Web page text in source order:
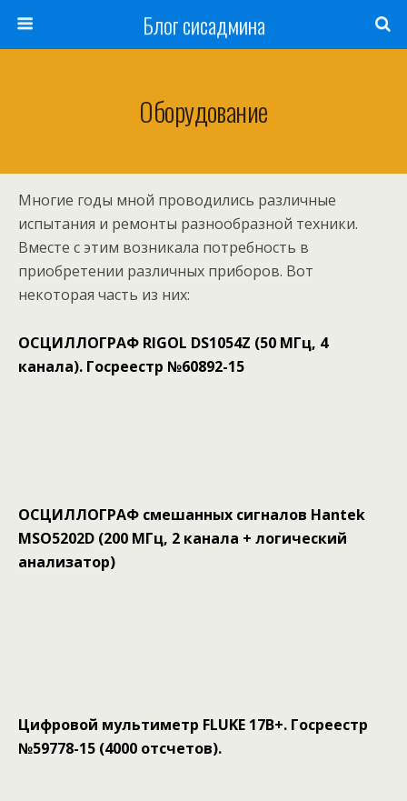
Блог сисадмина
Оборудование
Многие годы мной проводились различные
испытания и ремонты разнообразной техники.
Вместе с этим возникала потребность в
приобретении различных приборов. Вот
некоторая часть из них:
ОСЦИЛЛОГРАФ RIGOL DS1054Z (50 МГц, 4
канала). Госреестр №60892-15
ОСЦИЛЛОГРАФ смешанных сигналов Hantek
MSO5202D (200 МГц, 2 канала + логический
анализатор)
Цифровой мультиметр FLUKE 17B+. Госреестр
№59778-15 (4000 отсчетов).